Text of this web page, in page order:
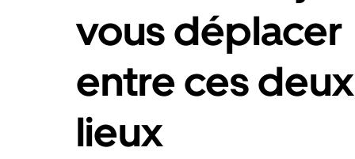
vous déplacer
entre ces deux
lieux